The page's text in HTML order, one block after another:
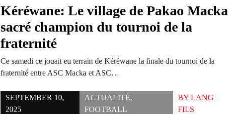
Kéréwane: Le village de Pakao Macka
sacré champion du tournoi de la
fraternité
Ce samedi ce jouait eu terrain de Kéréwane la finale du tournoi de la
fraternité entre ASC Macka et ASC…
SEPTEMBER 10,
2025
ACTUALITÉ,
FOOTBALL
BY LANG
FILS